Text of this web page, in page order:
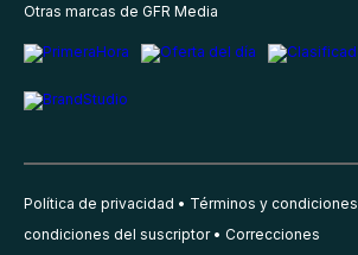
Otras marcas de GFR Media
Política de privacidad Términos y condiciones
condiciones del suscriptor
Correcciones